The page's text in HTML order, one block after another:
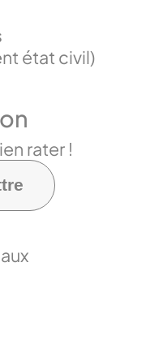
état civil)
rater !